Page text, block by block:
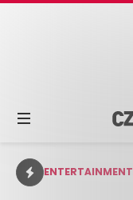
ENTERTAINMENT